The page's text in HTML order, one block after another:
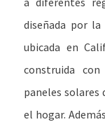
diseñada por
ubicada en
construida
paneles solares
el hogar.